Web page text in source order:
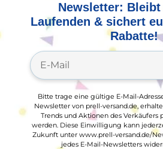
Newsletter: Bleibt
Laufenden & sichert
Rabatte!
Bitte trage eine gültige E-Mail-
Newsletter von prell-versand.de,
Trends und Aktionen des Verkäufers
werden. Diese Einwilligung kann
Zukunft unter www.prell-versand.de/
jedes E-Mail-Newsletters